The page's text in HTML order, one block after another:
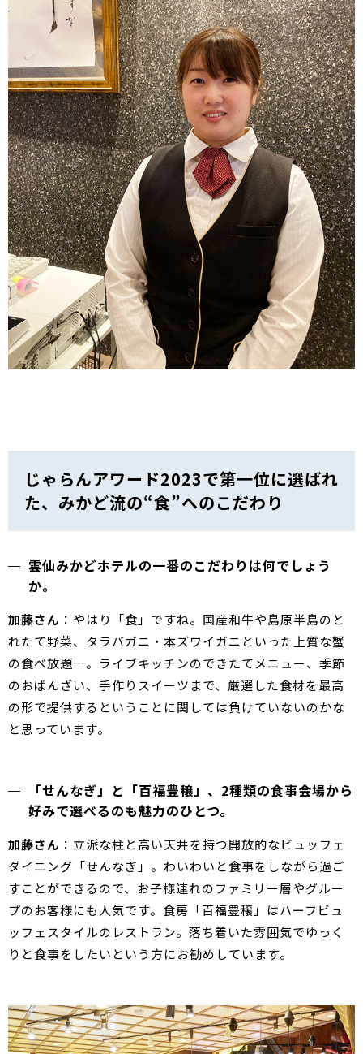
じゃらんアワード2023で第一位に選ばれ
た、みかど流の“食”へのこだわり
雲仙みかどホテルの一番のこだわりは何でしょう
か。
加藤さん ：やはり「食」ですね。国産和牛や島原半島のと
れたて野菜、タラバガニ・本ズワイガニといった上質な蟹
の食べ放題…。ライブキッチンのできたてメニュー、季節
のおばんざい、手作りスイーツまで、厳選した食材を最高
の形で提供するということに関しては負けていないのかな
と思っています。
「せんなぎ」と「百福豊穣」、2種類の食事会場から
好みで選べるのも魅力のひとつ。
加藤さん ：立派な柱と高い天井を持つ開放的なビュッフェ
ダイニング「せんなぎ」。わいわいと食事をしながら過ご
すことができるので、お子様連れのファミリー層やグルー
プのお客様にも人気です。食房「百福豊穣」はハーフビュ
ッフェスタイルのレストラン。落ち着いた雰囲気でゆっく
りと食事をしたいという方にお勧めしています。